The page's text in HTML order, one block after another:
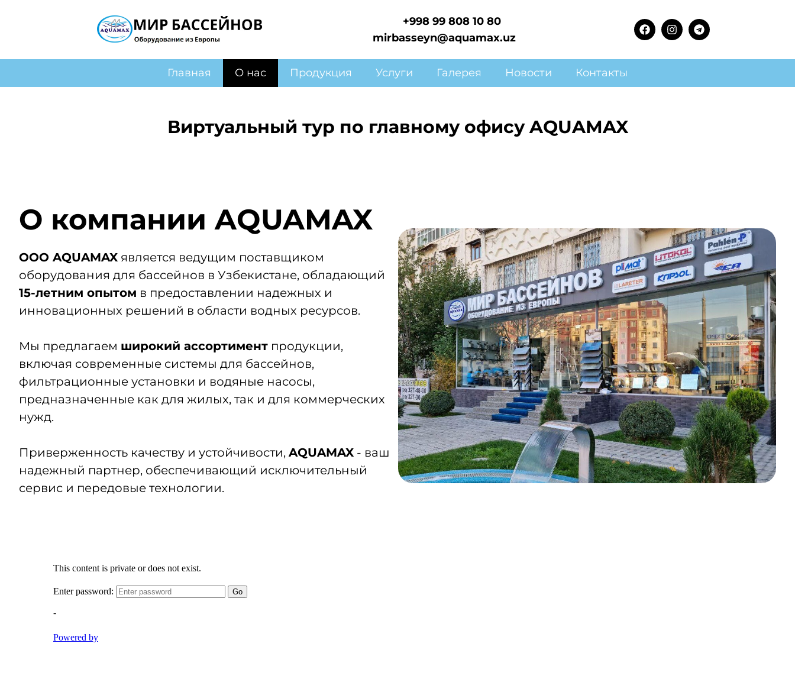
+998 99 808 10 80
mirbasseyn@aquamax.uz
Главная О нас Продукция Услуги Галерея Новости Контакты
Виртуальный тур по главному офису AQUAMAX
О компании AQUAMAX
ООО AQUAMAX является ведущим поставщиком
оборудования для бассейнов в Узбекистане, обладающий
15-летним опытом в предоставлении надежных и
инновационных решений в области водных ресурсов.
Мы предлагаем широкий ассортимент продукции,
включая современные системы для бассейнов,
фильтрационные установки и водяные насосы,
предназначенные как для жилых, так и для коммерческих
нужд.
Приверженность качеству и устойчивости, AQUAMAX - ваш
надежный партнер, обеспечивающий исключительный
сервис и передовые технологии.